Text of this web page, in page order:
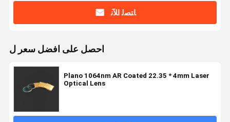
ﺎﺘﺼﻟ ﺍﻶﻧ
احصل على افضل سعر ل
Plano 1064nm AR Coated 22.35 * 4mm Laser
Optical Lens